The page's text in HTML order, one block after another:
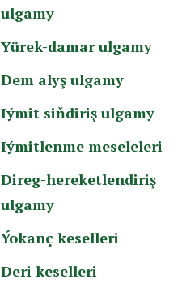
ulgamy
Yürek-damar ulgamy
Dem alyş ulgamy
Iýmit siňdiriş ulgamy
Iýmitlenme meseleleri
Direg-hereketlendiriş
ulgamy
Ýokanç keselleri
Deri keselleri